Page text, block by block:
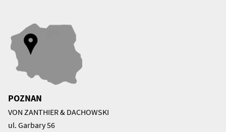
POZNAN
VON ZANTHIER & DACHOWSKI
ul. Garbary 56